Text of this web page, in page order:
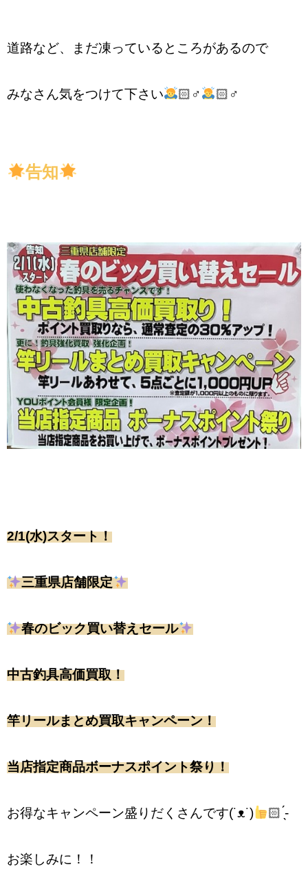
道路など、まだ凍っているところがあるので
みなさん気をつけて下さい 🏻‍♂️ 🏻‍♂️
告知
2/1(水)スタート！
三重県店舗限定
春のビック買い替えセール
中古釣具高価買取！
竿リールまとめ買取キャンペーン！
当店指定商品ボーナスポイント祭り！
お得なキャンペーン盛りだくさんです(˙ᴥ˙)︎ 🏻 ̖́-
お楽しみに！！